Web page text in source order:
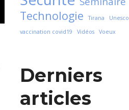
Technologie Tirana
Unesco
vaccination covid19
Vidéos Voeux
Derniers
articles